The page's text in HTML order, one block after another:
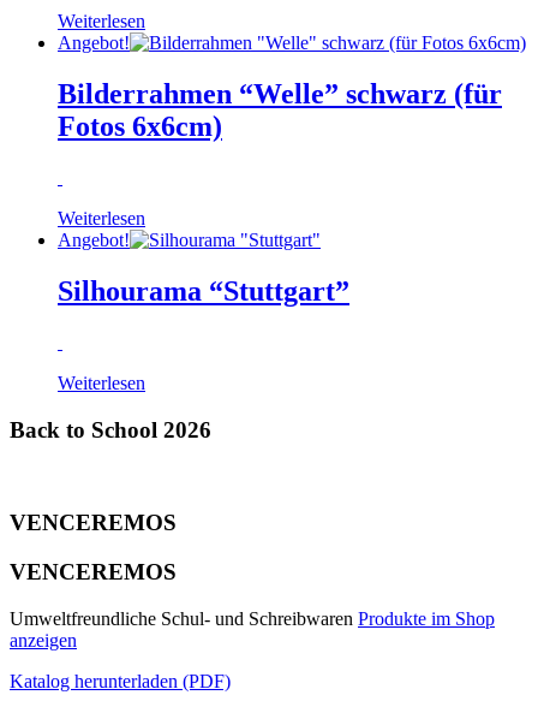
Weiterlesen
Angebot!
Bilderrahmen “Welle” schwarz (für
Fotos 6x6cm)
Weiterlesen
Angebot!
Silhourama “Stuttgart”
Weiterlesen
Back to School 2026
VENCEREMOS
VENCEREMOS
Umweltfreundliche Schul- und Schreibwaren Produkte im Shop
anzeigen
Katalog herunterladen (PDF)